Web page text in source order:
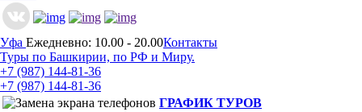
Уфа Ежедневно: 10.00 - 20.00Контакты
Туры по Башкирии, по РФ и Миру.
+7 (987) 144-81-36
+7 (987) 144-81-36
ГРАФИК ТУРОВ